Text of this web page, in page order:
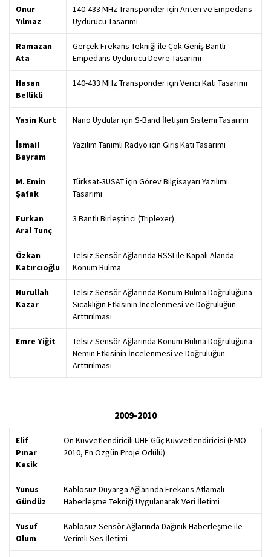
Onur
Yılmaz
140-433 MHz Transponder için Anten ve Empedans
Uydurucu Tasarımı
Ramazan
Ata
Gerçek Frekans Tekniği ile Çok Geniş Bantlı
Empedans Uydurucu Devre Tasarımı
Hasan
Bellikli
140-433 MHz Transponder için Verici Katı Tasarımı
Yasin Kurt Nano Uydular için S-Band İletişim Sistemi Tasarımı
İsmail
Bayram
Yazılım Tanımlı Radyo için Giriş Katı Tasarımı
M. Emin
Şafak
Türksat-3USAT için Görev Bilgisayarı Yazılımı
Tasarımı
Furkan
Aral Tunç
3 Bantlı Birleştirici (Triplexer)
Özkan
Katırcıoğlu
Telsiz Sensör Ağlarında RSSI ile Kapalı Alanda
Konum Bulma
Nurullah
Kazar
Telsiz Sensör Ağlarında Konum Bulma Doğruluğuna
Sıcaklığın Etkisinin İncelenmesi ve Doğruluğun
Arttırılması
Emre Yiğit
Telsiz Sensör Ağlarında Konum Bulma Doğruluğuna
Nemin Etkisinin İncelenmesi ve Doğruluğun
Arttırılması
2009-2010
Elif
Pınar
Kesik
Ön Kuvvetlendiricili UHF Güç Kuvvetlendiricisi (EMO
2010, En Özgün Proje Ödülü)
Yunus
Gündüz
Kablosuz Duyarga Ağlarında Frekans Atlamalı
Haberleşme Tekniği Uygulanarak Veri İletimi
Yusuf
Olum
Kablosuz Sensör Ağlarında Dağınık Haberleşme ile
Verimli Ses İletimi